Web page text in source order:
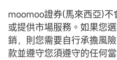
moomoo證券(馬來西亞)
或提供市場服務。如果您
銷，則您需要自行承擔風
款並遵守您須遵守的任何